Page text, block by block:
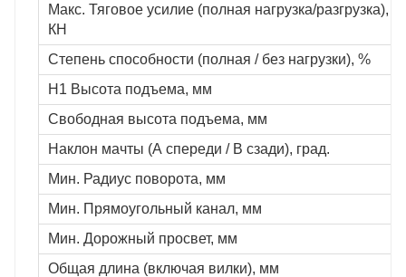
Макс. Тяговое усилие (полная нагрузка/разгрузка),
КН
Степень способности (полная / без нагрузки), %
H1 Высота подъема, мм
Свободная высота подъема, мм
Наклон мачты (А спереди / В сзади), град.
Мин. Радиус поворота, мм
Мин. Прямоугольный канал, мм
Мин. Дорожный просвет, мм
Общая длина (включая вилки), мм